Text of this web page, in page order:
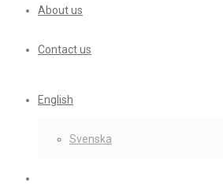
About us
Contact us
English
Svenska